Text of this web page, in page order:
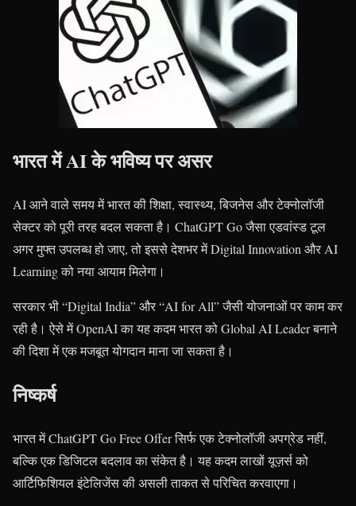
भारत में AI के भविष्य पर असर
AI आने वाले समय में भारत की शिक्षा, स्वास्थ्य, बिजनेस और टेक्नोलॉजी
सेक्टर को पूरी तरह बदल सकता है। ChatGPT Go जैसा एडवांस्ड टूल
अगर मुफ्त उपलब्ध हो जाए, तो इससे देशभर में Digital Innovation और AI
Learning को नया आयाम मिलेगा।
सरकार भी “Digital India” और “AI for All” जैसी योजनाओं पर काम कर
रही है। ऐसे में OpenAI का यह कदम भारत को Global AI Leader बनाने
की दिशा में एक मजबूत योगदान माना जा सकता है।
निष्कर्ष
भारत में ChatGPT Go Free Offer सिर्फ एक टेक्नोलॉजी अपग्रेड नहीं,
बल्कि एक डिजिटल बदलाव का संकेत है। यह कदम लाखों यूज़र्स को
आर्टिफिशियल इंटेलिजेंस की असली ताकत से परिचित करवाएगा।